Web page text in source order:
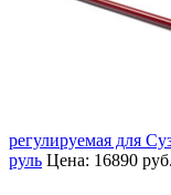
регулируемая для
руль Цена: 16890 руб.